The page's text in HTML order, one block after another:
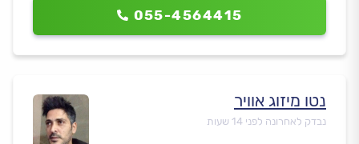
055-4564415
נטו מיזוג אוויר
נבדק לאחרונה לפני 14 שעות